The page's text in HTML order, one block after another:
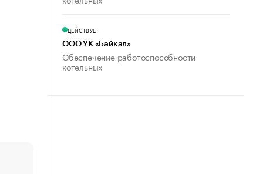
ДЕЙСТВУЕТ
ООО УК «Байкал»
Обеспечение работоспособности
котельных